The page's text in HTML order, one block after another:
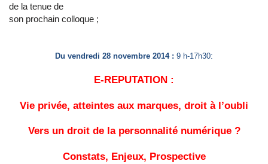
de la tenue de
son prochain colloque ;
Du vendredi 28 novembre 2014 : 9 h-17h30:
E-REPUTATION :
Vie privée, atteintes aux marques, droit à l’oubli
Vers un droit de la personnalité numérique ?
Constats, Enjeux, Prospective